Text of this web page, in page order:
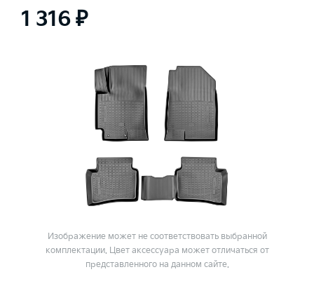
1 316 ₽
Изображение может не соответствовать выбранной
комплектации. Цвет аксессуара может отличаться от
представленного на данном сайте.